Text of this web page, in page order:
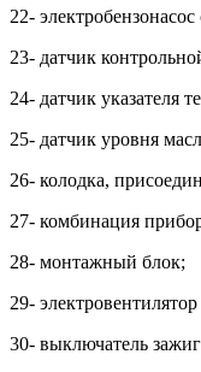
22-
23- датчик
24- датчик указателя
25- датчик уровня
26- колодка,
27- комбинация
28- монтажный блок;
29-
30- выключатель